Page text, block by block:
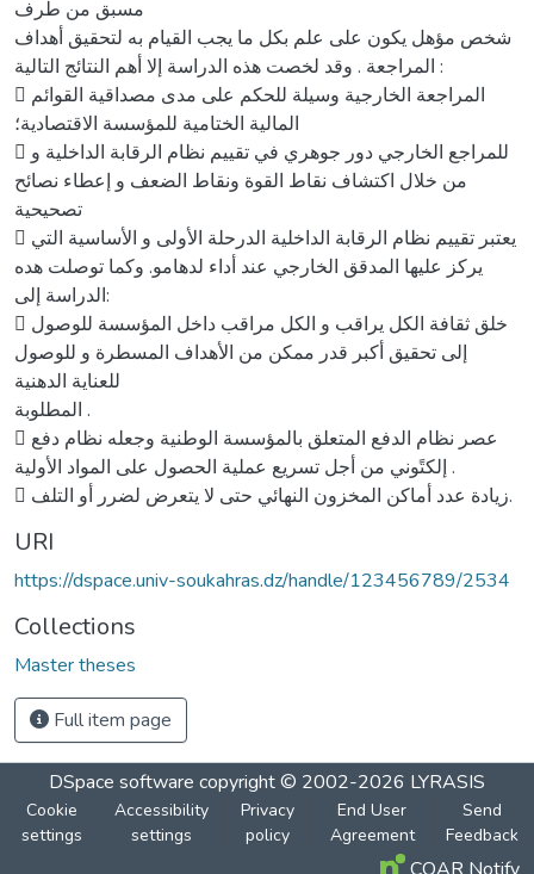
مسبق من طرف
شخص مؤهل يكون على علم بكل ما يجب القيام به لتحقيق أهداف
المراجعة . وقد لخصت هذه الدراسة إلا أهم النتائج التالية :
 المراجعة الخارجية وسيلة للحكم على مدى مصداقية القوائم
المالية الختامية للمؤسسة الاقتصادية؛
 للمراجع الخارجي دور جوهري في تقييم نظام الرقابة الداخلية و
من خلال اكتشاف نقاط القوة ونقاط الضعف و إعطاء نصائح
تصحيحية
 يعتبر تقييم نظام الرقابة الداخلية الدرحلة الأولى و الأساسية التي
يركز عليها المدقق الخارجي عند أداء لدهامو. وكما توصلت هده
الدراسة إلى:
 خلق ثقافة الكل يراقب و الكل مراقب داخل المؤسسة للوصول
إلى تحقيق أكبر قدر ممكن من الأهداف المسطرة و للوصول
للعناية الدهنية
المطلوبة .
 عصر نظام الدفع المتعلق بالمؤسسة الوطنية وجعله نظام دفع
إلكتًوني من أجل تسريع عملية الحصول على المواد الأولية .
 زيادة عدد أماكن المخزون النهائي حتى لا يتعرض لضرر أو التلف.
URI
https://dspace.univ-soukahras.dz/handle/123456789/2534
Collections
Master theses
Full item page
DSpace software copyright © 2002-2026 LYRASIS
Cookie
settings
Accessibility
settings
Privacy
policy
End User
Agreement
Send
Feedback